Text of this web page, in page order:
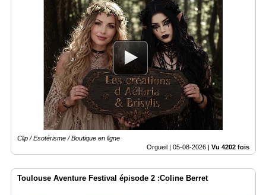
Prémium
annuaire
Clip / Esotérisme / Boutique en ligne
Orgueil | 05-08-2026 Vu 4202 fois
Toulouse Aventure Festival épisode 2 :Coline Berret